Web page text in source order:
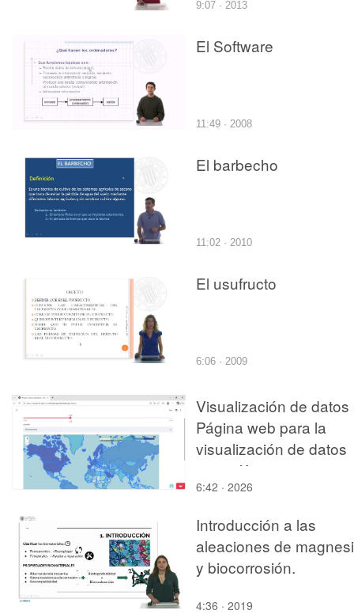
9:07 · 2013
El Software
11:49 · 2008
El barbecho
11:02 · 2010
El usufructo
6:06 · 2009
Visualización de datos
Página web para la
visualización de datos
geográficos y
socioeconómicos
6:42 · 2026
Introducción a las
aleaciones de
y biocorrosión.
4:36 · 2019